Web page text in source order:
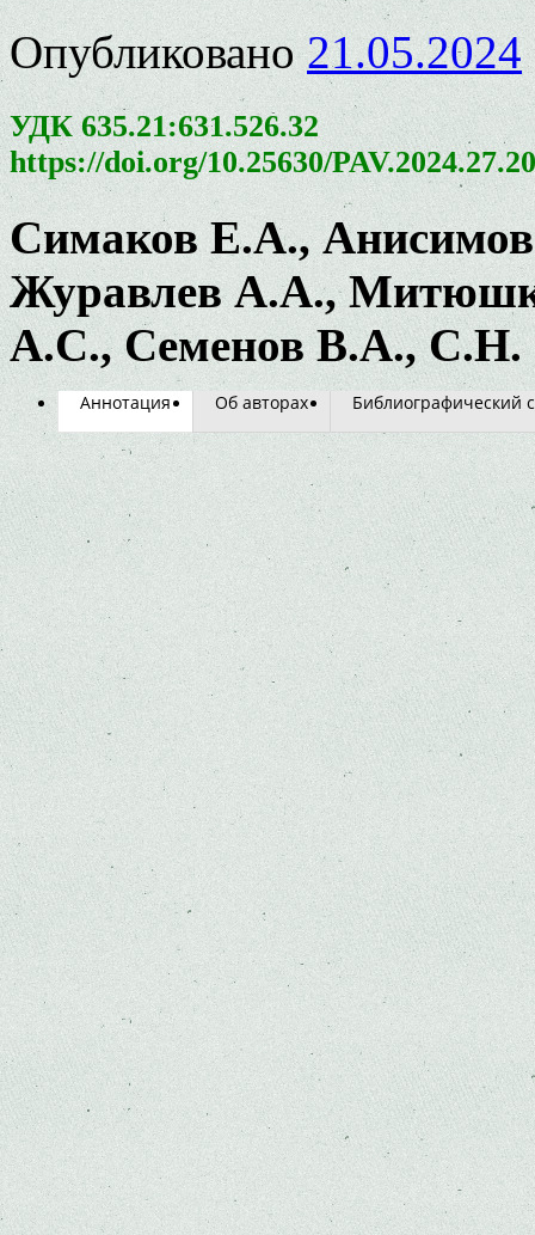
Опубликовано 21.05.2024
УДК 635.21:631.526.32
https://doi.org/10.25630/
Симаков Е.А.,
Журавлев А.А.,
А.С., Семенов В.А.,
Аннотация Об авторах Библиографический